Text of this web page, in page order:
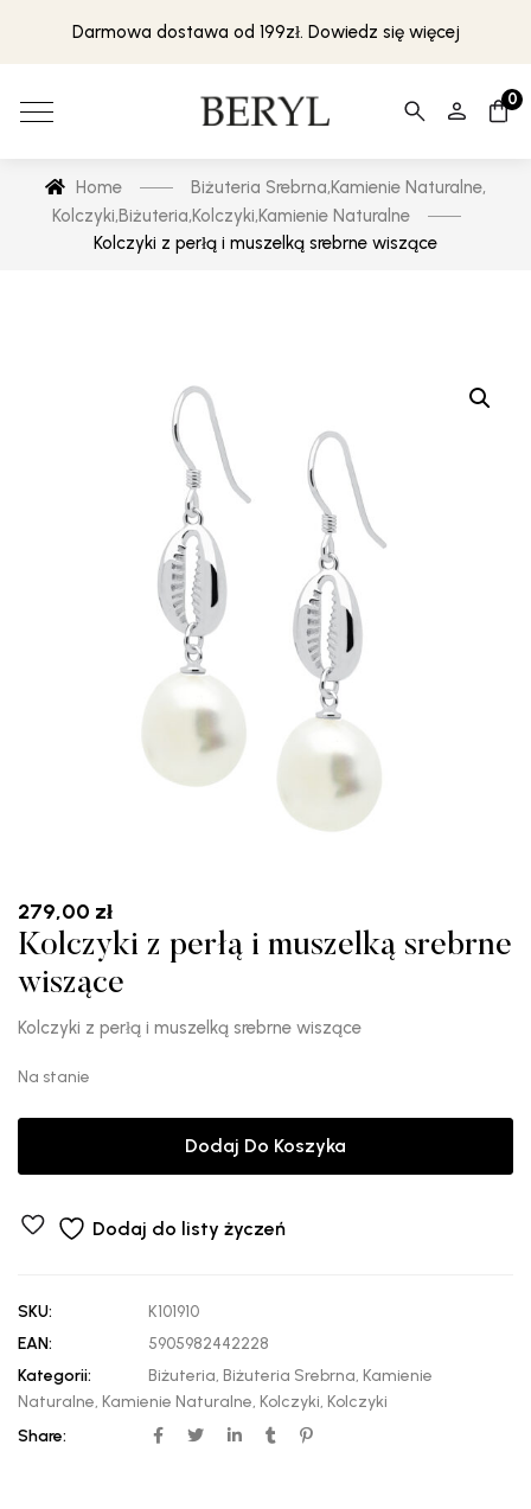
Darmowa dostawa od 199zł. Dowiedz się więcej
0
Home Biżuteria Srebrna,Kamienie Naturalne,
Kolczyki,Biżuteria,Kolczyki,Kamienie Naturalne
Kolczyki z perłą i muszelką srebrne wiszące
279,00 zł
Kolczyki z perłą i muszelką srebrne
wiszące
Kolczyki z perłą i muszelką srebrne wiszące
Na stanie
Dodaj Do Koszyka
Dodaj do listy życzeń
SKU:
K101910
EAN:
5905982442228
Kategorii:
Biżuteria, Biżuteria Srebrna, Kamienie
Naturalne, Kamienie Naturalne, Kolczyki, Kolczyki
Share: